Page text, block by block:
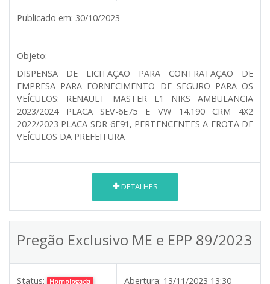
Publicado em: 30/10/2023
Objeto:
DISPENSA DE LICITAÇÃO PARA CONTRATAÇÃO DE
EMPRESA PARA FORNECIMENTO DE SEGURO PARA OS
VEÍCULOS: RENAULT MASTER L1 NIKS AMBULANCIA
2023/2024 PLACA SEV-6E75 E VW 14.190 CRM 4X2
2022/2023 PLACA SDR-6F91, PERTENCENTES A FROTA DE
VEÍCULOS DA PREFEITURA
DETALHES
Pregão Exclusivo ME e EPP 89/2023
Status: Homologada Abertura: 13/11/2023 13:30